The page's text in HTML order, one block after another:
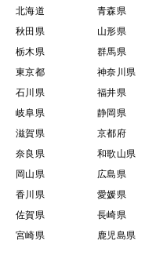
北海道 青森県
秋田県
山形県
栃木県
群馬県
東京都
神奈川県
石川県
福井県
岐阜県
静岡県
滋賀県
京都府
奈良県
和歌山県
岡山県
広島県
香川県
愛媛県
佐賀県
長崎県
宮崎県
鹿児島県